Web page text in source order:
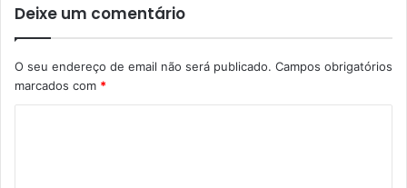
Deixe um comentário
O seu endereço de email não será publicado. Campos obrigatórios
marcados com *